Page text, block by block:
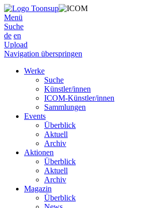
Menü
Suche
de en
Upload
Navigation überspringen
Werke
Suche
Künstler/innen
ICOM-Künstler/innen
Sammlungen
Events
Überblick
Aktuell
Archiv
Aktionen
Überblick
Aktuell
Archiv
Magazin
Überblick